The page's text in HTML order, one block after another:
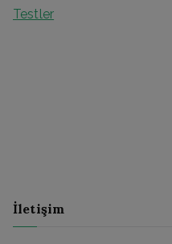
Testler
İletişim